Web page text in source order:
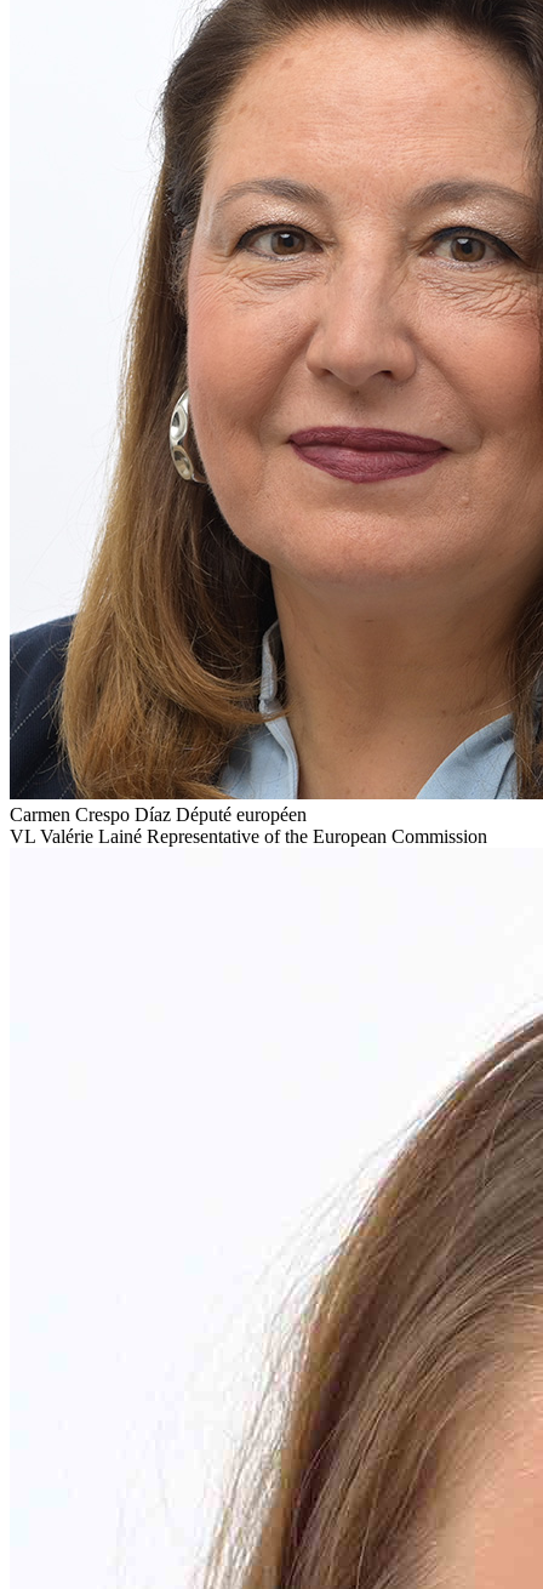
Carmen Crespo Díaz Député européen
VL Valérie Lainé Representative of the European Commission